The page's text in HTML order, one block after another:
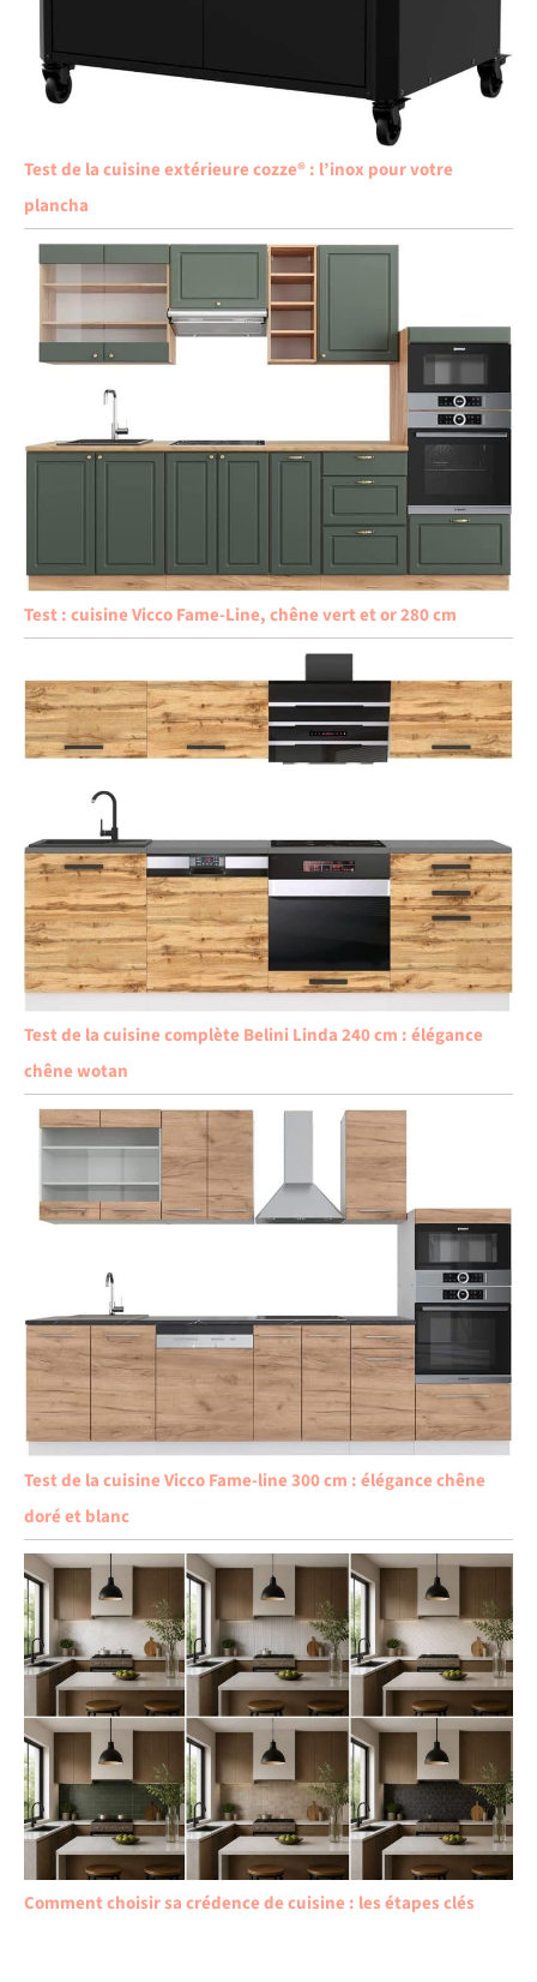
Test de la cuisine extérieure cozze® : l’inox pour votre
plancha
Test : cuisine Vicco Fame-Line, chêne vert et or 280 cm
Test de la cuisine complète Belini Linda 240 cm : élégance
chêne wotan
Test de la cuisine Vicco Fame-line 300 cm : élégance chêne
doré et blanc
Comment choisir sa crédence de cuisine : les étapes clés